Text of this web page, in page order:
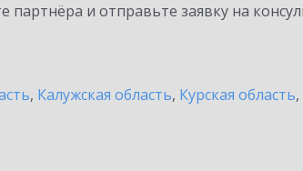
и отправьте заявку на
, Калужская область, Курская область,